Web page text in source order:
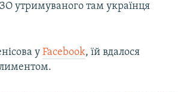
RL
утримуваного там українця
у Facebook, їй вдалося